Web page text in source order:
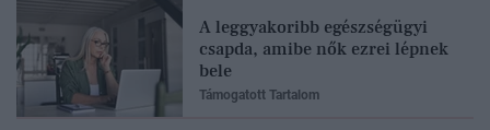
A leggyakoribb egészségügyi
csapda, amibe nők ezrei lépnek
bele
Támogatott Tartalom